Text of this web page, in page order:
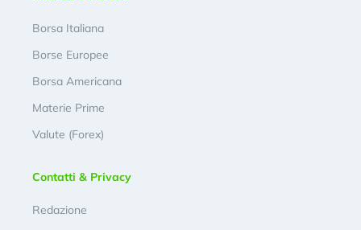
Borsa Italiana
Borse Europee
Borsa Americana
Materie Prime
Valute (Forex)
Contatti & Privacy
Redazione